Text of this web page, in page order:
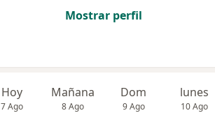
Mostrar perfil
Hoy
7 Ago
Mañana
8 Ago
Dom
9 Ago
lunes
10 Ago